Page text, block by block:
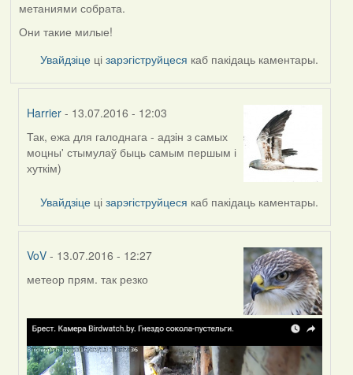
метаниями собрата.
Они такие милые!
Увайдзіце цізарэгіструйцеся каб пакідаць каментары.
Harrier - 13.07.2016 - 12:03
In
reply
to
Жанна
(госць)
Так, ежа для галоднага - адзін з самых
моцны' стымулаў быць самым першым і
хуткім)
Увайдзіце цізарэгіструйцеся каб пакідаць каментары.
VoV - 13.07.2016 - 12:27
In
to
by
Жанна
(госць)
метеор прям. так резко